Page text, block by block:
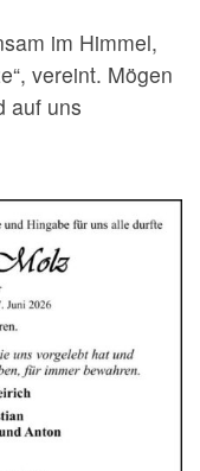
im Himmel,
vereint. Mögen
auf uns